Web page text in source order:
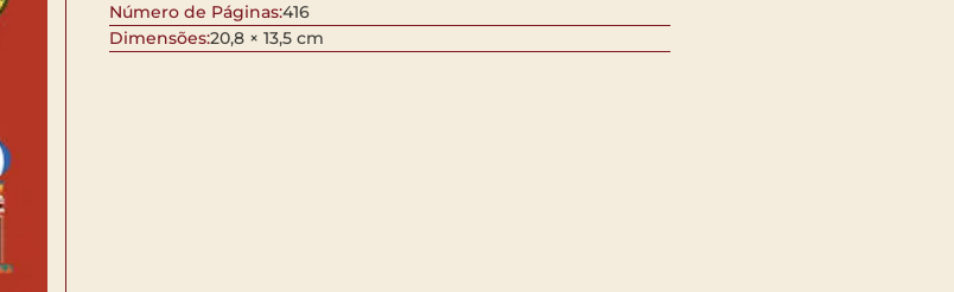
Número de Páginas:416
Dimensões:20,8 × 13,5 cm